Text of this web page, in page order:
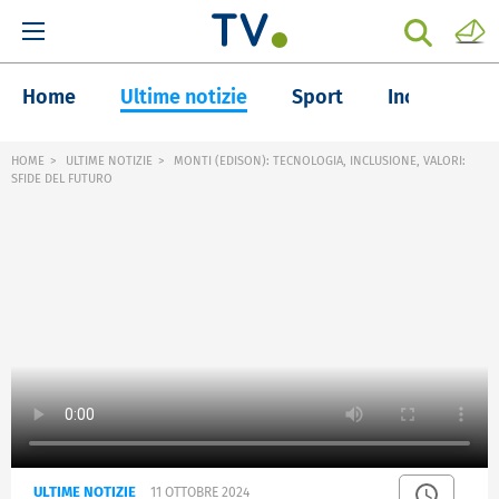
Home Ultime notizie Sport Inchieste
HOME ULTIME NOTIZIE
MONTI (EDISON): TECNOLOGIA, INCLUSIONE, VALORI:
SFIDE DEL FUTURO
ULTIME NOTIZIE 11 OTTOBRE 2024